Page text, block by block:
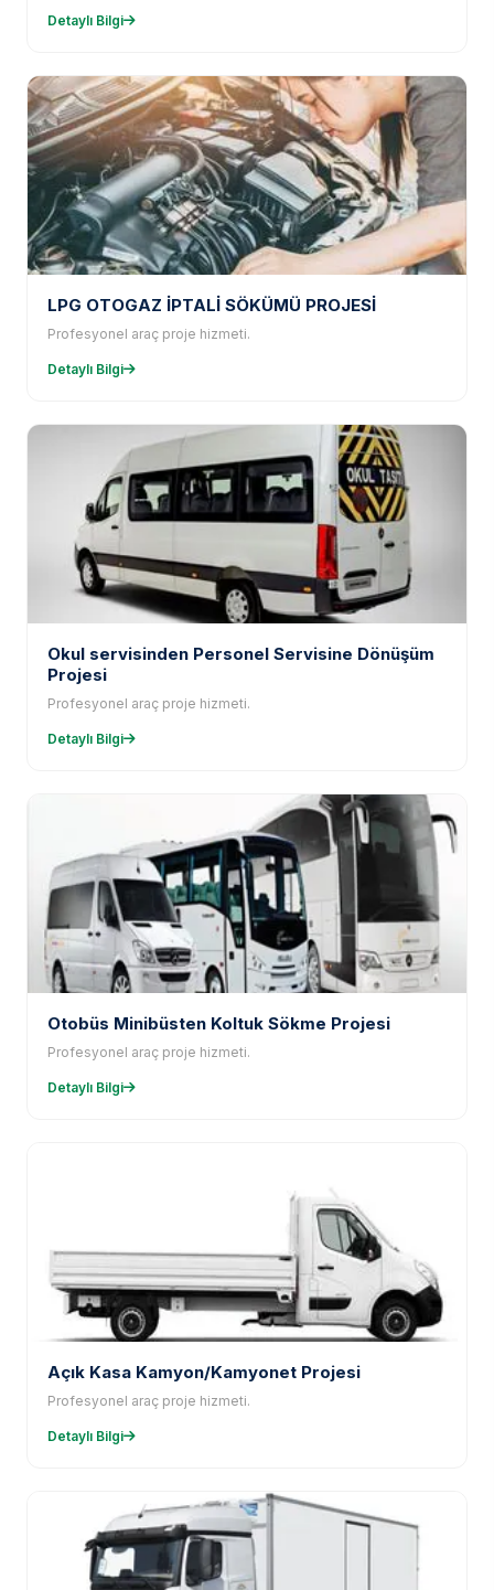
Detaylı Bilgi
LPG OTOGAZ İPTALİ SÖKÜMÜ PROJESİ
Profesyonel araç proje hizmeti.
Detaylı Bilgi
Okul servisinden Personel Servisine Dönüşüm
Projesi
Profesyonel araç proje hizmeti.
Detaylı Bilgi
Otobüs Minibüsten Koltuk Sökme Projesi
Profesyonel araç proje hizmeti.
Detaylı Bilgi
Açık Kasa Kamyon/Kamyonet Projesi
Profesyonel araç proje hizmeti.
Detaylı Bilgi